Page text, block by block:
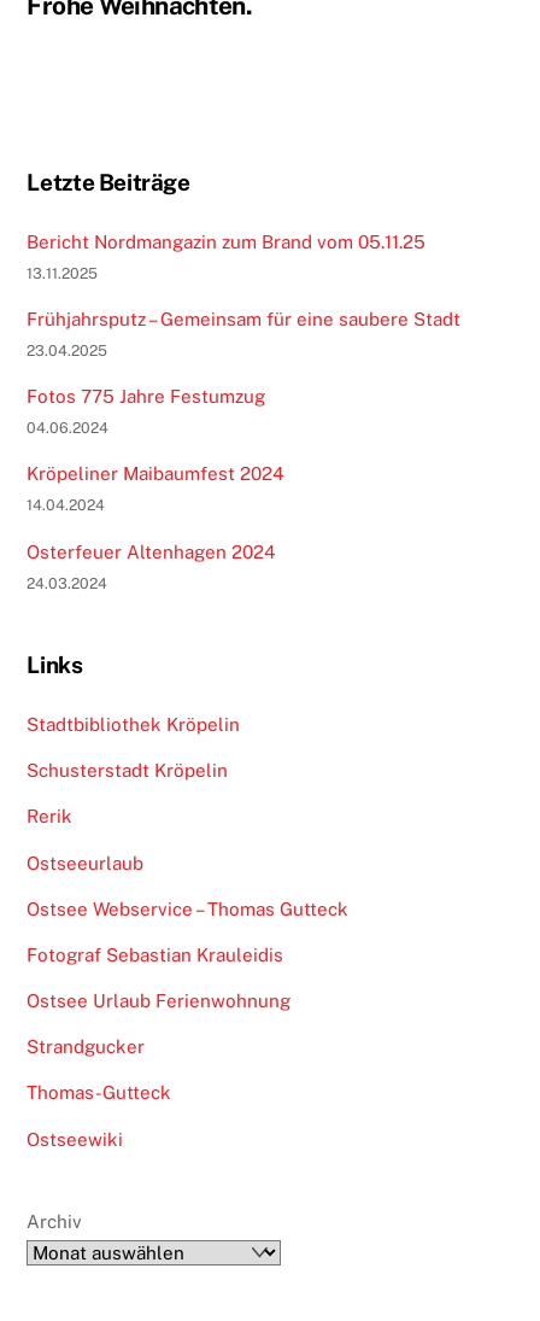
Letzte Beiträge
Bericht Nordmangazin zum Brand vom 05.11.25
13.11.2025
Frühjahrsputz – Gemeinsam für eine saubere Stadt
23.04.2025
Fotos 775 Jahre Festumzug
04.06.2024
Kröpeliner Maibaumfest 2024
14.04.2024
Osterfeuer Altenhagen 2024
24.03.2024
Links
Stadtbibliothek Kröpelin
Schusterstadt Kröpelin
Rerik
Ostseeurlaub
Ostsee Webservice – Thomas Gutteck
Fotograf Sebastian Krauleidis
Ostsee Urlaub Ferienwohnung
Strandgucker
Thomas-Gutteck
Ostseewiki
Archiv